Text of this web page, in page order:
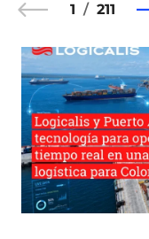
1 211